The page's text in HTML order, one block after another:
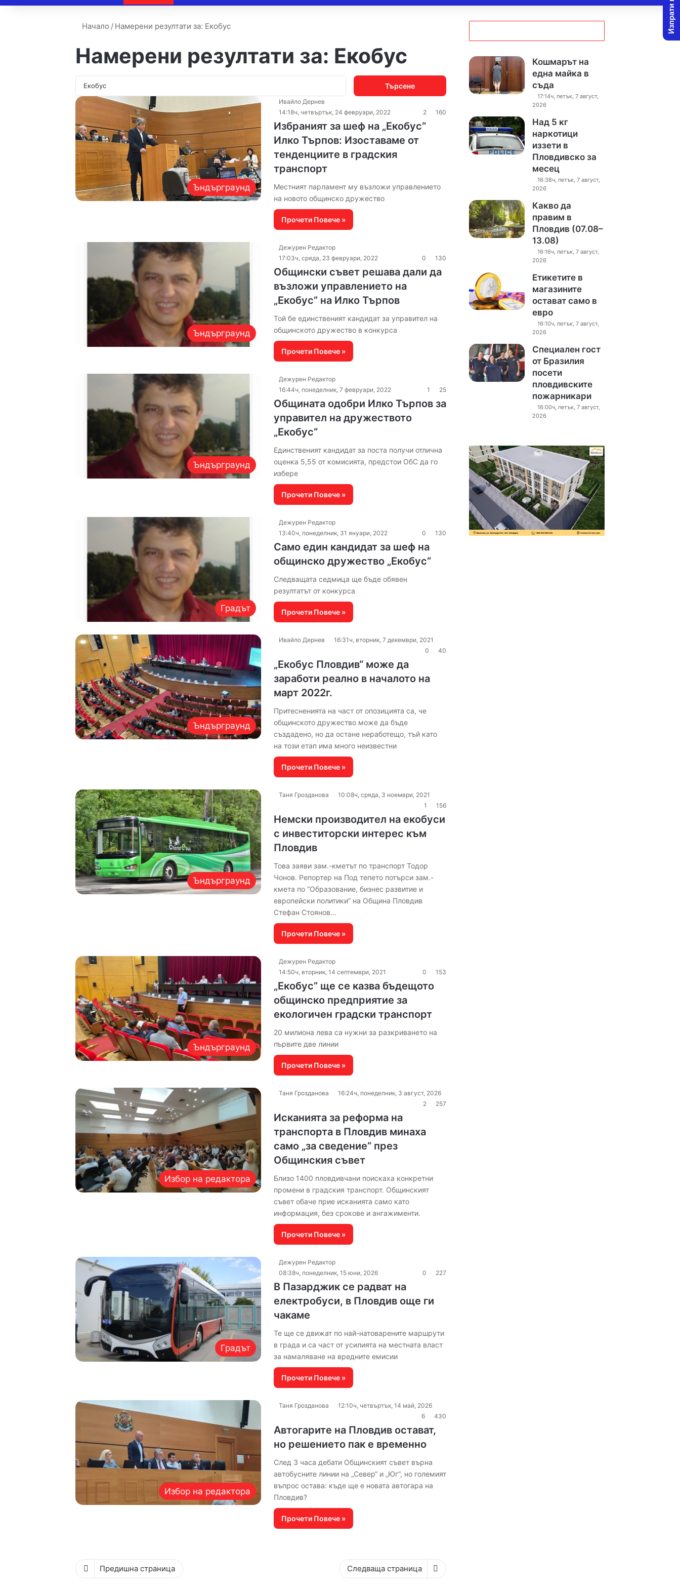
Начало / Намерени резултати за: Екобус
Намерени резултати за: Екобус
Търсене
за:
Ъндърграунд
Ивайло Дернев
14:18ч, четвъртък, 24 февруари, 2022
2 160
Избраният за шеф на „Екобус“
Илко Търпов: Изоставаме от
тенденциите в градския
транспорт
Местният парламент му възложи управлението
на новото общинско дружество
Прочети Повече »
Ъндърграунд
Дежурен Редактор
17:03ч, сряда, 23 февруари, 2022
0 130
Общински съвет решава дали да
възложи управлението на
„Екобус” на Илко Търпов
Той бе единственият кандидат за управител на
общинското дружество в конкурса
Прочети Повече »
Ъндърграунд
Дежурен Редактор
16:44ч, понеделник, 7 февруари, 2022
1 25
Общината одобри Илко Търпов за
управител на дружеството
„Екобус“
Единственият кандидат за поста получи отлична
оценка 5,55 от комисията, предстои ОбС да го
избере
Прочети Повече »
Градът
Дежурен Редактор
13:40ч, понеделник, 31 януари, 2022
0 130
Само един кандидат за шеф на
общинско дружество „Екобус“
Следващата седмица ще бъде обявен
резултатът от конкурса
Прочети Повече »
Ъндърграунд
Ивайло Дернев
16:31ч, вторник, 7 декември, 2021
0
40
„Екобус Пловдив“ може да
заработи реално в началото на
март 2022г.
Притесненията на част от опозицията са, че
общинското дружество може да бъде
създадено, но да остане неработещо, тъй като
на този етап има много неизвестни
Прочети Повече »
Ъндърграунд
Таня Грозданова
10:08ч, сряда, 3 ноември, 2021
1
156
Немски производител на екобуси
с инвеститорски интерес към
Пловдив
Това заяви зам.-кметът по транспорт Тодор
Чонов. Репортер на Под тепето потърси зам.-
кмета по “Oбразование, бизнес развитие и
европейски политики” на Община Пловдив
Стефан Стоянов…
Прочети Повече »
Ъндърграунд
Дежурен Редактор
14:50ч, вторник, 14 септември, 2021
0 153
„Екобус” ще се казва бъдещото
общинско предприятие за
екологичен градски транспорт
20 милиона лева са нужни за разкриването на
първите две линии
Прочети Повече »
Избор на редактора
Таня Грозданова
16:24ч, понеделник, 3 август, 2026
2
257
Исканията за реформа на
транспорта в Пловдив минаха
само „за сведение“ през
Общинския съвет
Близо 1400 пловдивчани поискаха конкретни
промени в градския транспорт. Общинският
съвет обаче прие исканията само като
информация, без срокове и ангажименти.
Прочети Повече »
Градът
Дежурен Редактор
08:38ч, понеделник, 15 юни, 2026
0 227
В Пазарджик се радват на
електробуси, в Пловдив още ги
чакаме
Те ще се движат по най-натоварените маршрути
в града и са част от усилията на местната власт
за намаляване на вредните емисии
Прочети Повече »
Избор на редактора
Таня Грозданова
12:10ч, четвъртък, 14 май, 2026
6
430
Автогарите на Пловдив остават,
но решението пак е временно
След 3 часа дебати Общинският съвет върна
автобусните линии на „Север“ и „Юг“, но големият
въпрос остава: къде ще е новата автогара на
Пловдив?
Прочети Повече »
Предишна страница Следваща страница
Кошмарът на
една майка в
съда
17:14ч, петък, 7 август,
2026
Над 5 кг
наркотици
иззети в
Пловдивско за
месец
16:38ч, петък, 7 август,
2026
Какво да
правим в
Пловдив (07.08–
13.08)
16:16ч, петък, 7 август,
2026
Етикетите в
магазините
остават само в
евро
16:10ч, петък, 7 август,
2026
Специален гост
от Бразилия
посети
пловдивските
пожарникари
16:00ч, петък, 7 август,
2026